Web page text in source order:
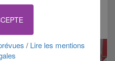
/ Lire les mentions
annonce